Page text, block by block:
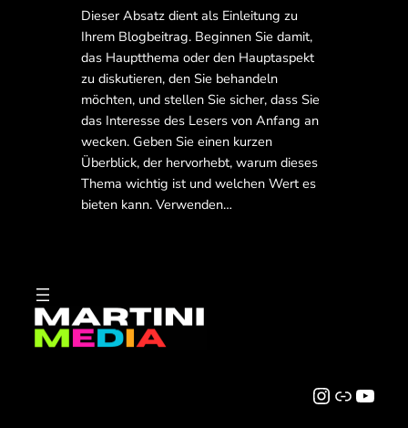
Dieser Absatz dient als Einleitung zu
Ihrem Blogbeitrag. Beginnen Sie damit,
das Hauptthema oder den Hauptaspekt
zu diskutieren, den Sie behandeln
möchten, und stellen Sie sicher, dass Sie
das Interesse des Lesers von Anfang an
wecken. Geben Sie einen kurzen
Überblick, der hervorhebt, warum dieses
Thema wichtig ist und welchen Wert es
bieten kann. Verwenden…
Instagram Link YouTube